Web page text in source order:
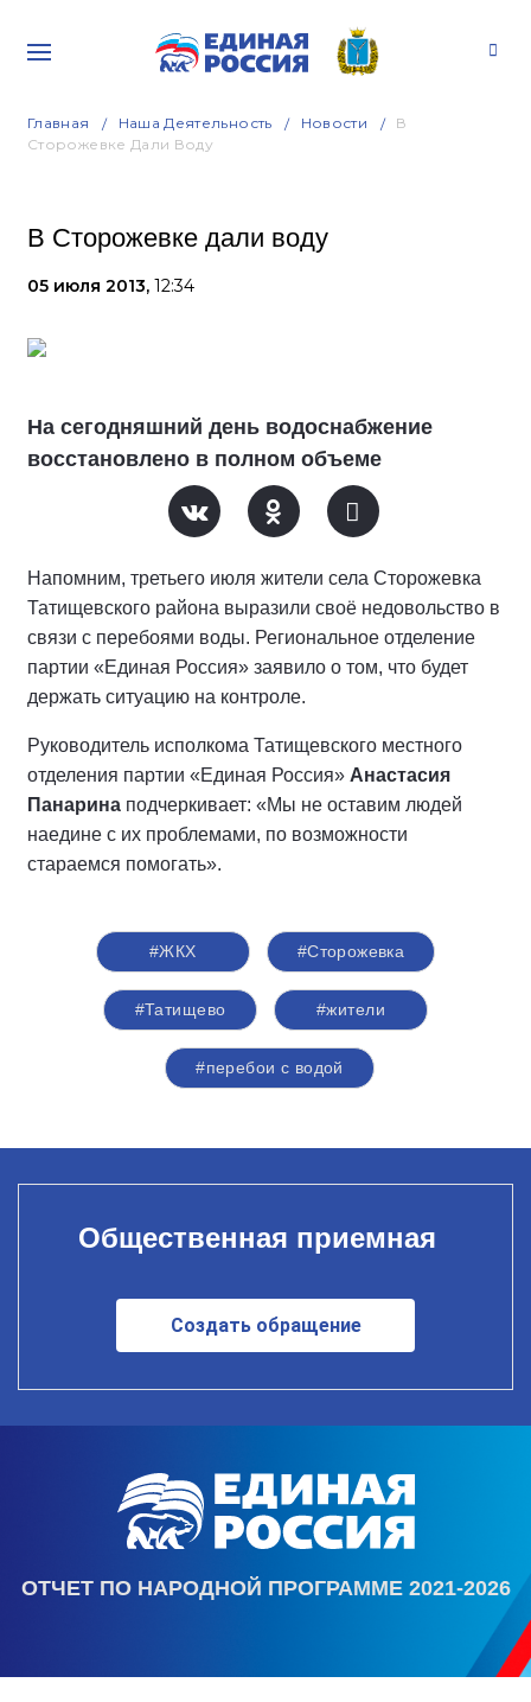
Главная Наша Деятельность Новости
В
Сторожевке Дали Воду
В Сторожевке дали воду
05 июля 2013, 12:34
На сегодняшний день водоснабжение
восстановлено в полном объеме
Напомним, третьего июля жители села Сторожевка
Татищевского района выразили своё недовольство в
связи с перебоями воды. Региональное отделение
партии «Единая Россия» заявило о том, что будет
держать ситуацию на контроле.
Руководитель исполкома Татищевского местного
отделения партии «Единая Россия» Анастасия
Панарина подчеркивает: «Мы не оставим людей
наедине с их проблемами, по возможности
стараемся помогать».
#ЖКХ #Сторожевка
#Татищево #жители
#перебои с водой
Общественная приемная
Создать обращение
ОТЧЕТ ПО НАРОДНОЙ ПРОГРАММЕ 2021-2026